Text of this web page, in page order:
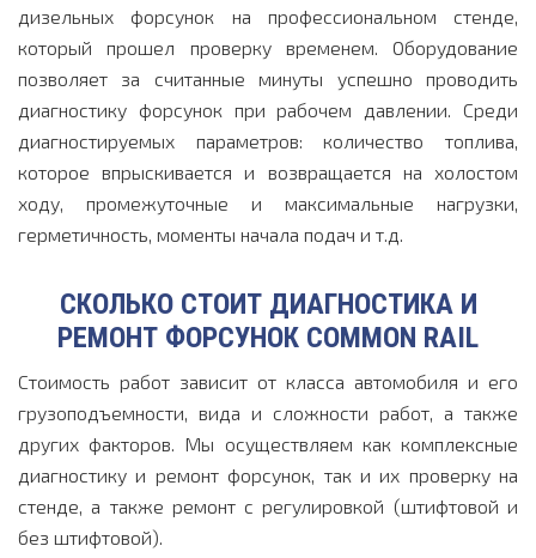
дизельных форсунок на профессиональном стенде,
который прошел проверку временем. Оборудование
позволяет за считанные минуты успешно проводить
диагностику форсунок при рабочем давлении. Среди
диагностируемых параметров: количество топлива,
которое впрыскивается и возвращается на холостом
ходу, промежуточные и максимальные нагрузки,
герметичность, моменты начала подач и т.д.
СКОЛЬКО СТОИТ ДИАГНОСТИКА И
РЕМОНТ ФОРСУНОК COMMON RAIL
Стоимость работ зависит от класса автомобиля и его
грузоподъемности, вида и сложности работ, а также
других факторов. Мы осуществляем как комплексные
диагностику и ремонт форсунок, так и их проверку на
стенде, а также ремонт с регулировкой (штифтовой и
без штифтовой).